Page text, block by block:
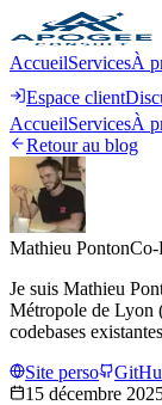
AccueilServicesÀ
Espace client
AccueilServicesÀ
Retour au blog
Mathieu PontonCo-
Je suis Mathieu
Métropole de Lyon
codebases
Site perso
15 décembre